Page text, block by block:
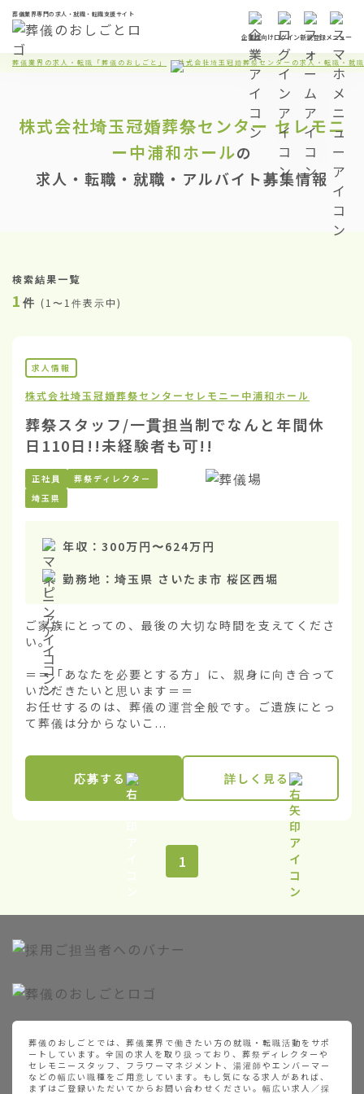
葬儀業界専門の求人・就職・転職支援サイト
企業様向けログイン新規登録メニュー
葬儀業界の求人・転職「葬儀のおしごと」 株式会社埼玉冠婚葬祭センターの求人・転職・就
株式会社埼玉冠婚葬祭センター セレモニ
ー中浦和ホールの
求人・転職・就職・アルバイト募集情報
検索結果一覧
1 件 (1〜1件表示中)
求人情報
株式会社埼玉冠婚葬祭センターセレモニー中浦和ホール
葬祭スタッフ/一貫担当制でなんと年間休
日110日!!未経験者も可!!
正社員
葬祭ディレクター
埼玉県
年収： 300万円〜624万円
勤務地： 埼玉県 さいたま市 桜区西堀
ご家族にとっての、最後の大切な時間を支えてくださ
い。
＝＝「あなたを必要とする方」に、親身に向き合って
いただきたいと思います＝＝
お任せするのは、葬儀の運営全般です。ご遺族にとっ
て葬儀は分からないこ...
応募する 詳しく見る
1
葬儀のおしごとでは、葬儀業界で働きたい方の就職・転職活動をサポ
ートしています。全国の求人を取り扱っており、葬祭ディレクターや
セレモニースタッフ、フラワーマネジメント、湯灌師やエンバーマー
などの幅広い職種をご用意しています。もし気になる求人があれば、
まずはご登録いただいてからお問い合わせください。幅広い求人／採